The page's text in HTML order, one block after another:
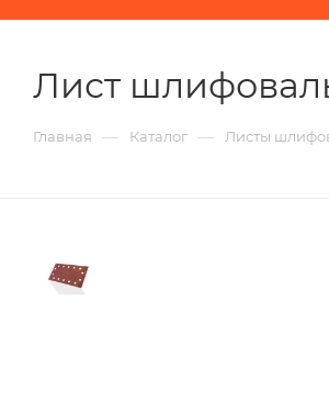
Лист
Главная — Каталог — Листы